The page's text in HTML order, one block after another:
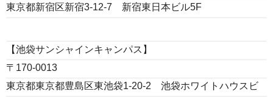
東京都新宿区新宿3-12-7 新宿東日本ビル5F
【池袋サンシャインキャンパス】
〒170-0013
東京都東京都豊島区東池袋1-20-2 池袋ホワイトハウスビ